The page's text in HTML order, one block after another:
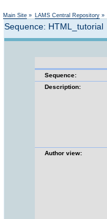
Main Site » LAMS Central Repository »
Sequence: HTML_tutorial
Sequence:
Description:
Author view: